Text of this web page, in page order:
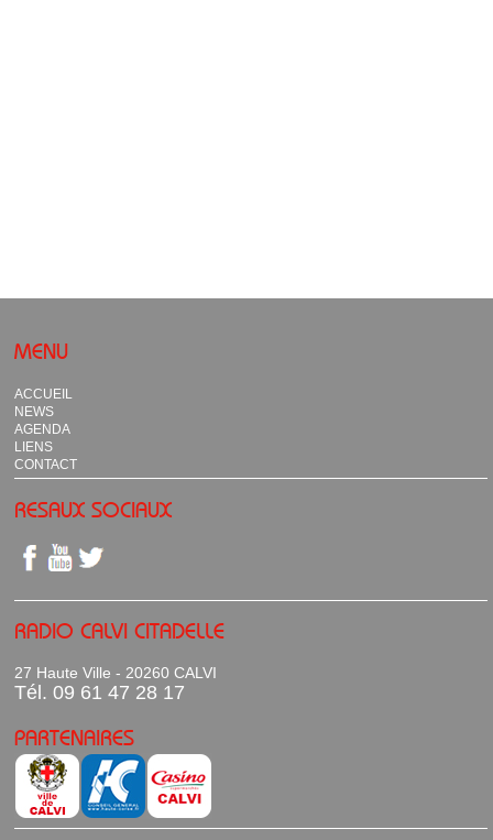
MENU
ACCUEIL
NEWS
AGENDA
LIENS
CONTACT
RESAUX SOCIAUX
RADIO CALVI CITADELLE
27 Haute Ville - 20260 CALVI
Tél. 09 61 47 28 17
PARTENAIRES